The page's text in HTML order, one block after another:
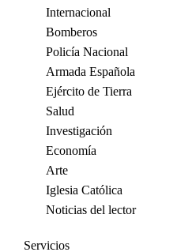
Internacional
Bomberos
Policía Nacional
Armada Española
Ejército de Tierra
Salud
Investigación
Economía
Arte
Iglesia Católica
Noticias del lector
Servicios